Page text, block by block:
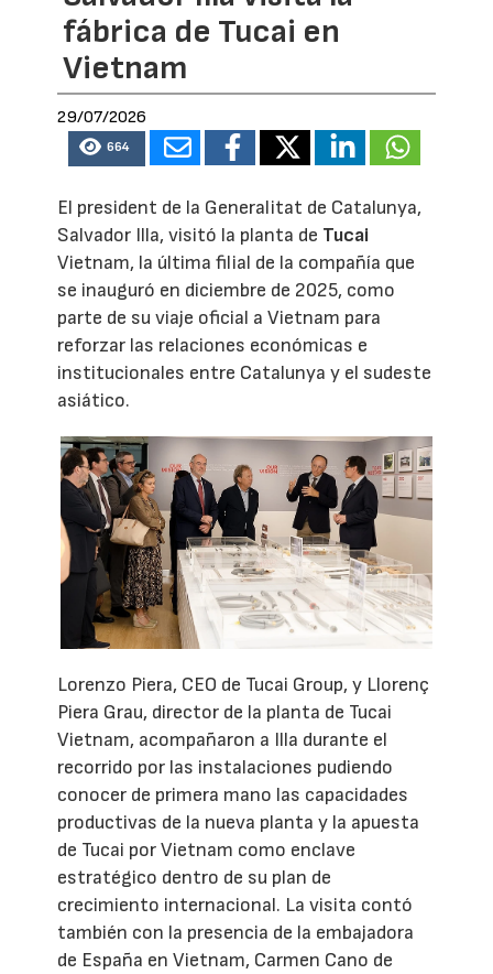
fábrica de Tucai en
Vietnam
29/07/2026
664
El president de la Generalitat de Catalunya,
Salvador Illa, visitó la planta de Tucai
Vietnam, la última filial de la compañía que
se inauguró en diciembre de 2025, como
parte de su viaje oficial a Vietnam para
reforzar las relaciones económicas e
institucionales entre Catalunya y el sudeste
asiático.
Lorenzo Piera, CEO de Tucai Group, y Llorenç
Piera Grau, director de la planta de Tucai
Vietnam, acompañaron a Illa durante el
recorrido por las instalaciones pudiendo
conocer de primera mano las capacidades
productivas de la nueva planta y la apuesta
de Tucai por Vietnam como enclave
estratégico dentro de su plan de
crecimiento internacional. La visita contó
también con la presencia de la embajadora
de España en Vietnam, Carmen Cano de